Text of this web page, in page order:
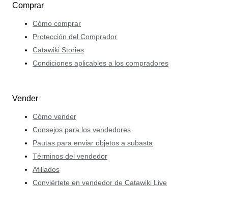
Comprar
Cómo comprar
Protección del Comprador
Catawiki Stories
Condiciones aplicables a los compradores
Vender
Cómo vender
Consejos para los vendedores
Pautas para enviar objetos a subasta
Términos del vendedor
Afiliados
Conviértete en vendedor de Catawiki Live